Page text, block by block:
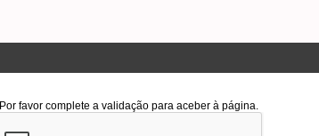
Por favor complete a validação para aceber à página.